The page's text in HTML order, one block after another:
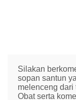
Silakan
sopan santun
melenceng dari
Obat serta